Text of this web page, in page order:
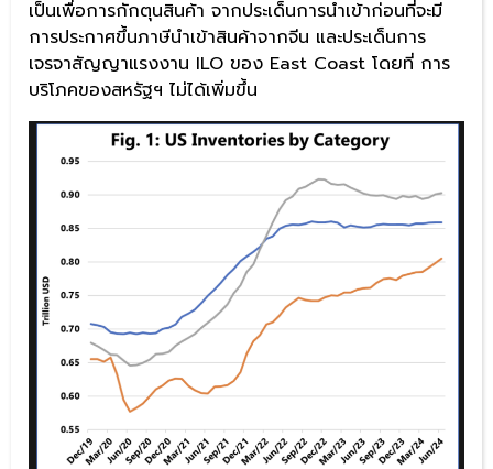
เป็นเพื่อการกักตุนสินค้า จากประเด็นการนำเข้าก่อนที่จะมี
การประกาศขึ้นภาษีนำเข้าสินค้าจากจีน และประเด็นการ
เจรจาสัญญาแรงงาน ILO ของ East Coast โดยที่ การ
บริโภคของสหรัฐฯ ไม่ได้เพิ่มขึ้น